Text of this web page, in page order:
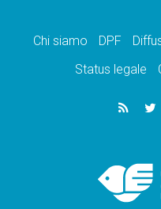
Chi siamo DPF
Status legale